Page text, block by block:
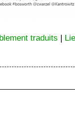
traduits |